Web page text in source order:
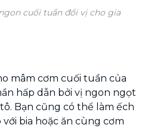
cuối tuần đổi vị cho gia
mâm cơm cuối tuần của
hấp dẫn bởi vị ngon ngọt
Bạn cũng có thể làm ếch
với bia hoặc ăn cùng cơm